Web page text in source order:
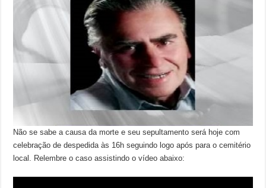
Não se sabe a causa da morte e seu sepultamento será hoje com
celebração de despedida às 16h seguindo logo após para o cemitério
local. Relembre o caso assistindo o vídeo abaixo: